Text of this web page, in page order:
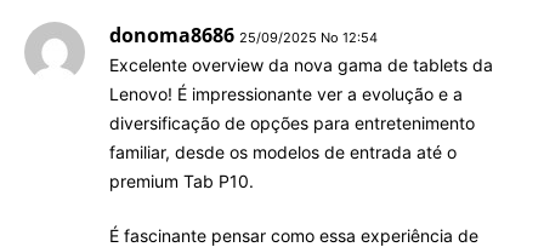
donoma8686 25/09/2025 No 12:54
Excelente overview da nova gama de tablets da
Lenovo! É impressionante ver a evolução e a
diversificação de opções para entretenimento
familiar, desde os modelos de entrada até o
premium Tab P10.
É fascinante pensar como essa experiência de